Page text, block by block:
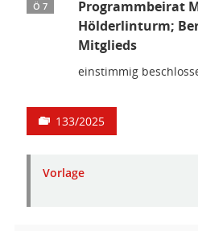
Ö 7
Programmbeirat
Hölderlinturm;
Mitglieds
einstimmig
133/2025
Vorlage